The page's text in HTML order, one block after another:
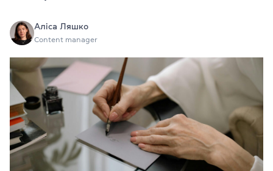
Аліса Ляшко
Content manager